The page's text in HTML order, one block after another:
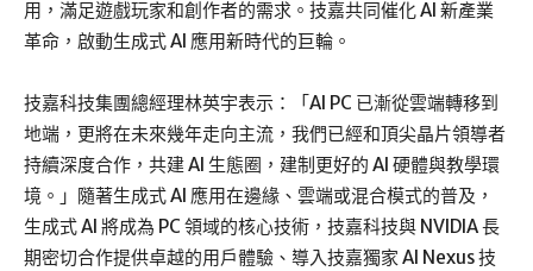
用，滿足遊戲玩家和創作者的需求。技嘉共同催化 AI 新產業
革命，啟動生成式 AI 應用新時代的巨輪。
技嘉科技集團總經理林英宇表示：「AI PC 已漸從雲端轉移到
地端，更將在未來幾年走向主流，我們已經和頂尖晶片領導者
持續深度合作，共建 AI 生態圈，建制更好的 AI 硬體與教學環
境。」隨著生成式 AI 應用在邊緣、雲端或混合模式的普及，
生成式 AI 將成為 PC 領域的核心技術，技嘉科技與 NVIDIA 長
期密切合作提供卓越的用戶體驗、導入技嘉獨家 AI Nexus 技